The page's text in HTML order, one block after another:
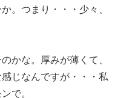
。つまり・・・少々、
かな。厚みが薄くて、
じなんですが・・・私
で。